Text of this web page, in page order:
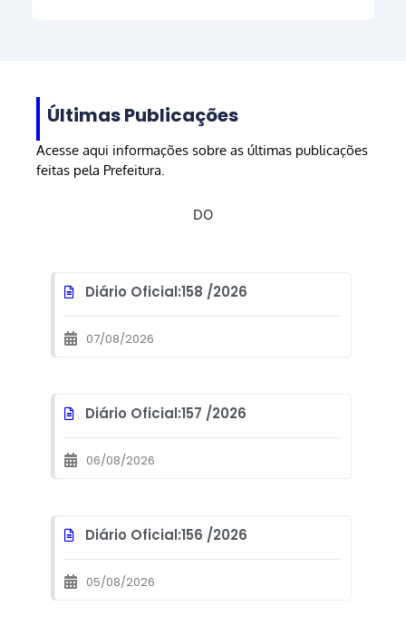
Acesse aqui informações sobre as últimas publicações
feitas pela Prefeitura.
DO
Diário Oficial:158 /2026
07/08/2026
Diário Oficial:157 /2026
06/08/2026
Diário Oficial:156 /2026
05/08/2026
Últimas Publicações